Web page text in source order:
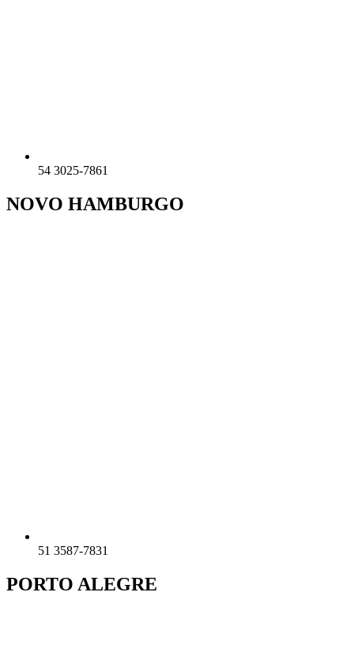
54 3025-7861
NOVO HAMBURGO
51 3587-7831
PORTO ALEGRE